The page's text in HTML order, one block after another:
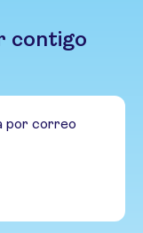
contigo
por correo